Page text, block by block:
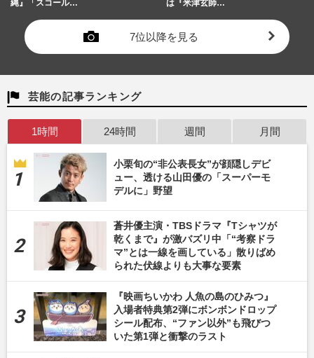
縄』「スコール…
は『米津玄師…
7位以降を見る
芸能の記事ランキング
1時間 24時間 週間 月間
小栗旬の“非公表長女”が顔隠しデビ
ュー、透ける山田優の「スーパーモ
デルに」野望
蒼井優主演・TBSドラマ『Tシャツが
乾くまで』が激バズリ中「“考察ドラ
マ”とは一線を画している」散りばめ
られた伏線よりも大事な要素
『映画ちいかわ 人魚の島のひみつ』
入場者特典第2弾にボンボンドロップ
シール配布、“ファン以外”も飛びつ
いた第1弾と衝撃のラスト